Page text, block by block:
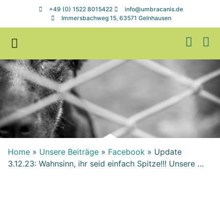
+49 (0) 1522 8015422
info@umbracanis.de
Immersbachweg 15, 63571 Gelnhausen
Home » Unsere Beiträge » Facebook » Update
3.12.23: Wahnsinn, ihr seid einfach Spitze!!! Unsere …